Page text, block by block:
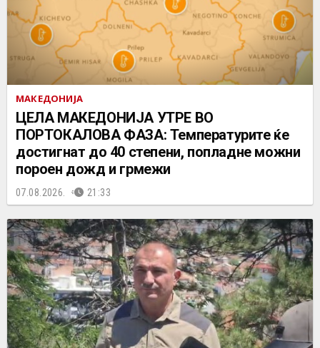
МАКЕДОНИЈА
ЦЕЛА МАКЕДОНИЈА УТРЕ ВО
ПОРТОКАЛОВА ФАЗА: Температурите ќе
достигнат до 40 степени, попладне можни
пороен дожд и грмежи
07.08.2026. 21:33